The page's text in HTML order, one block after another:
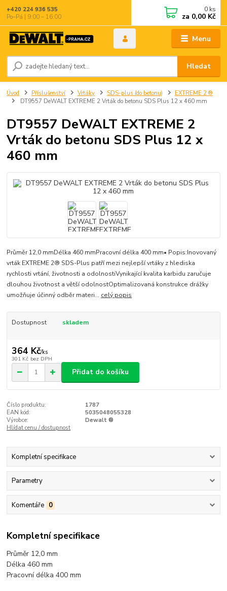
Menu
Hledat
+420 224 936 535
Po–Pá | 9:00 – 16:00
0 ks
za 0,00 Kč
Úvod Příslušenství Vrtáky SDS-plus (do betonu)
EXTREME 2 ®
DT9557 DeWALT EXTREME 2 Vrták do betonu SDS Plus 12 x 460 mm
DT9557 DeWALT EXTREME 2
Vrták do betonu SDS Plus 12 x
460 mm
Průměr 12,0 mmDélka 460 mmPracovní délka 400 mm• Popis:Inovovaný
vrták EXTREME 2® SDS-Plus patří mezi nejlepší vrtáky z hlediska
rychlosti vrtání, životnosti a odolnostiVynikající kvalita karbidu zaručuje
dlouhou životnost a větší odolnostOptimalizovaná konstrukce drážky
umožňuje účinný odběr materi... celý popis
Dostupnost skladem
364 Kč/ks
301 Kč bez DPH
Přidat do košíku
Číslo produktu:
1787
EAN kód:
5035048055328
Výrobce:
Dewalt ®
Hlídat cenu / dostupnost
Kompletní specifikace
Parametry
Komentáře 0
Kompletní specifikace
Průměr 12,0 mm
Délka 460 mm
Pracovní délka 400 mm